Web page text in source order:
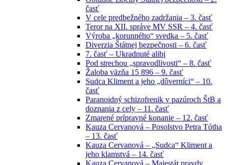
časť
V cele predbežného zadržania – 3. časť
Teror na XII. správe MV SSR – 4. časť
Výroba „korunného“ svedka – 5. časť
Diverzia Štátnej bezpečnosti – 6. časť
7. časť – Ukradnuté alibi
Pod strechou „spravodlivosti“ – 8. časť
Žaloba väzňa 15 896 – 9. časť
Sudca Kliment a jeho „dôverníci“ – 10.
časť
Paranoidný schizofrenik v pazúroch ŠtB a
doznania z cely – 11. časť
Zmarené prípravné konanie – 12. časť
Kauza Cervanová – Posolstvo Petra Tótha
– 13. časť
Kauza Cervanová – „Sudca“ Kliment a
jeho klamstvá – 14. časť
Kauza Cervanová – Majestát pravdy